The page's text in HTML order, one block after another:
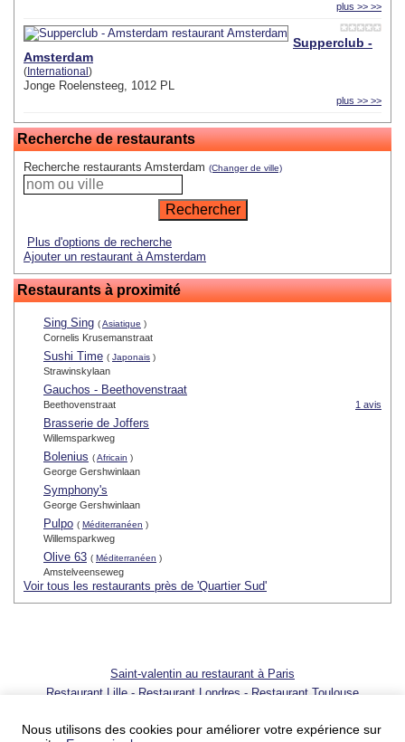
plus >> >>
Supperclub -
Amsterdam
( International )
Jonge Roelensteeg, 1012 PL
plus >> >>
Recherche de restaurants
Recherche restaurants Amsterdam (Changer de ville)
Plus d'options de recherche
Ajouter un restaurant à Amsterdam
Restaurants à proximité
Sing Sing (Asiatique )
Cornelis Krusemanstraat
Sushi Time ( Japonais )
Strawinskylaan
Gauchos - Beethovenstraat
1 avis
Beethovenstraat
Brasserie de Joffers
Willemsparkweg
Bolenius (Africain )
George Gershwinlaan
Symphony's
George Gershwinlaan
Pulpo ( Méditerranéen )
Willemsparkweg
Olive 63 ( Méditerranéen )
Amstelveenseweg
Voir tous les restaurants près de 'Quartier Sud'
Saint-valentin au restaurant à Paris
Restaurant Lille - Restaurant Londres - Restaurant Toulouse
interdite
Nous utilisons des cookies pour améliorer votre expérience sur